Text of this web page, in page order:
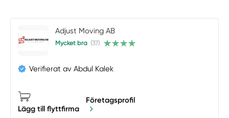
Adjust Moving AB
Mycket bra (37)
Verifierat av Abdul Kalek
Lägg till flyttfirma
Företagsprofil